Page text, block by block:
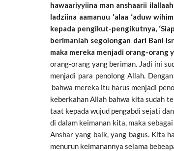
hawaariyyiina man anshaarii
ladziina aamanuu ‘alaa ‘aduw
kepada pengikut-pengikutnya,
berimanlah segolongan dari Bani
maka mereka menjadi orang-orang
orang-orang yang beriman. Jadi ini
menjadi para penolong Allah.
bahwa mereka itu harus menjadi
keberkahan Allah bahwa kita sudah
taat kepada wujud pengabdi sejati
di dalam keimanan kita, maka
Anshar yang baik, yang bagus. Kita
menurun keimanannya selama